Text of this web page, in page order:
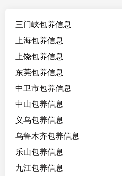
2
2
1
6
5
4
5
k
，
轻
三门峡包养信息
上海包养信息
上饶包养信息
东莞包养信息
中卫市包养信息
中山包养信息
义乌包养信息
乌鲁木齐包养信息
乐山包养信息
九江包养信息